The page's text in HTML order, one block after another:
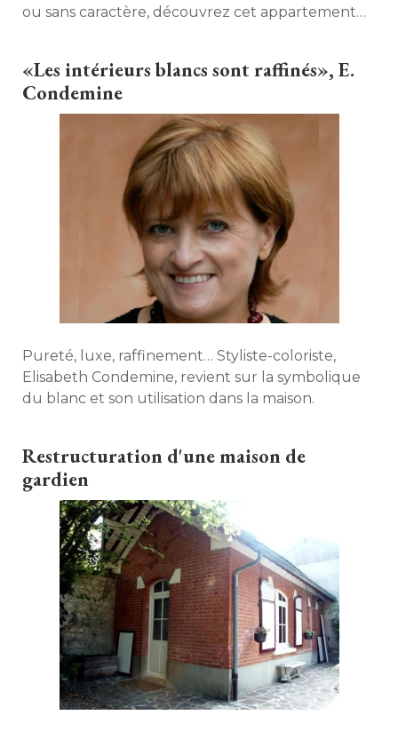
ou sans caractère, découvrez cet appartement
«Les intérieurs blancs sont raffinés», E.
Condemine
Pureté, luxe, raffinement… Styliste-coloriste,
Elisabeth Condemine, revient sur la symbolique
du blanc et son utilisation dans la maison.
Restructuration d'une maison de
gardien